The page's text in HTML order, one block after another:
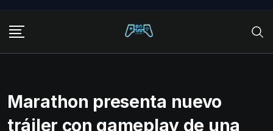
content
Marathon presenta nuevo
tráiler con gameplay de una